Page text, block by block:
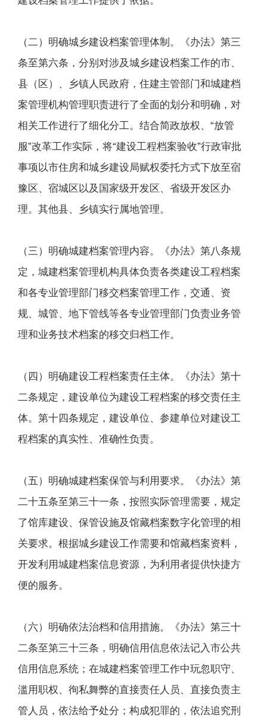
（二）明确城乡建设档案管理体制。《办法》第三
条至第六条，分别对涉及城乡建设档案工作的市、
县（区）、乡镇人民政府，住建主管部门和城建档
案管理机构管理职责进行了全面的划分和明确，对
相关工作进行了细化分工。结合简政放权、“放管
服”改革工作实际，将“建设工程档案验收”行政审批
事项以市住房和城乡建设局赋权委托方式下放至宿
豫区、宿城区以及国家级开发区、省级开发区办
理。其他县、乡镇实行属地管理。
（三）明确城建档案管理内容。《办法》第八条规
定，城建档案管理机构具体负责各类建设工程档案
和各专业管理部门移交档案管理工作，交通、资
规、城管、地下管线等各专业管理部门负责业务管
理和业务技术档案的移交归档工作。
（四）明确建设工程档案责任主体。《办法》第十
二条规定，建设单位为建设工程档案的移交责任主
体。第十四条规定，建设单位、参建单位对建设工
程档案的真实性、准确性负责。
（五）明确城建档案保管与利用要求。《办法》第
二十五条至第三十一条，按照实际管理需要，规定
了馆库建设、保管设施及馆藏档案数字化管理的相
关要求。根据城乡建设工作需要和馆藏档案资料，
开发利用城建档案信息资源，为利用者提供快捷方
便的服务。
（六）明确依法治档和信用措施。《办法》第三十
二条至第三十三条，明确信用信息依法记入市公共
信用信息系统；在城建档案管理工作中玩忽职守、
滥用职权、徇私舞弊的直接责任人员、直接负责主
管人员，依法给予处分；构成犯罪的，依法追究刑